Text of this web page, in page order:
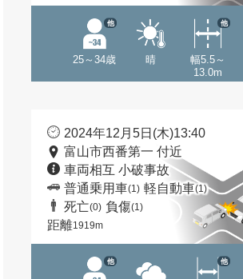
25～34歳
他
晴
幅5.5～
13.0m
他
2024年12月5日(木)13:40
富山市西番第一 付近
車両相互 小破事故
普通乗用車(1) 軽自動車(1)
死亡(0) 負傷(1)
距離1919m
他 他